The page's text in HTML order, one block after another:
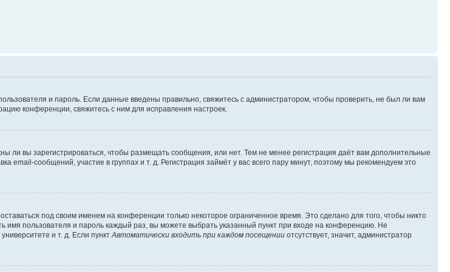
и пароль. Если данные введены правильно, свяжитесь с администратором, чтобы проверить, не был ли вам
конференции, свяжитесь с ним для исправления настроек.
ли вы зарегистрироваться, чтобы размещать сообщения, или нет. Тем не менее регистрация даёт вам дополнительные
сообщений, участие в группах и т. д. Регистрация займёт у вас всего пару минут, поэтому мы рекомендуем это
под своим именем на конференции только некоторое ограниченное время. Это сделано для того, чтобы никто
имя пользователя и пароль каждый раз, вы можете выбрать указанный пункт при входе на конференцию. Не
и т. д. Если пунктАвтоматически входить при каждом посещении отсутствует, значит, администратор